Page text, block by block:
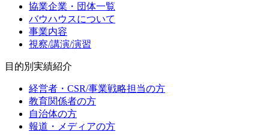
協業企業・団体一覧
バウハウスについて
事業内容
視察/講演/演習
目的別実績紹介
経営者・CSR/事業戦略担当の方
教育関係者の方
自治体の方
報道・メディアの方